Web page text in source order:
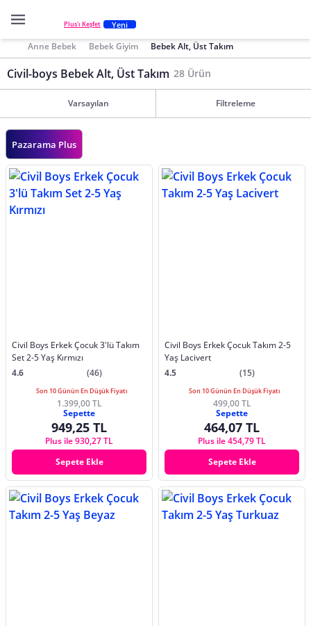
Plus'ı Keşfet Yeni
Anne Bebek Bebek Giyim Bebek Alt, Üst Takım
Civil-boys Bebek Alt, Üst Takım 28 Ürün
Varsayılan Filtreleme
Pazarama Plus
Civil Boys Erkek Çocuk 3'lü Takım
Set 2-5 Yaş Kırmızı
4.6
(46)
Son 10 Günün En Düşük Fiyatı
1.399,00 TL
Sepette
949,25 TL
Plus ile 930,27 TL
Sepete Ekle
Civil Boys Erkek Çocuk Takım 2-5
Yaş Lacivert
4.5
(15)
Son 10 Günün En Düşük Fiyatı
499,00 TL
Sepette
464,07 TL
Plus ile 454,79 TL
Sepete Ekle